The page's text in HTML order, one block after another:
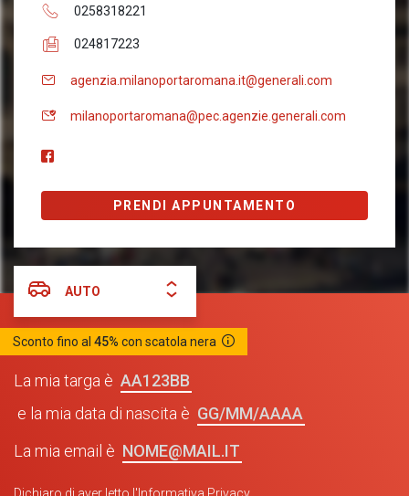
0258318221
024817223
agenzia.milanoportaromana.it@generali.com
milanoportaromana@pec.agenzie.generali.com
PRENDI APPUNTAMENTO
AUTO
Sconto fino al 45% con scatola nera
La mia targa è
AA123BB
e la mia data di nascita è
GG/MM/AAAA
La mia email è NOME@MAIL.IT